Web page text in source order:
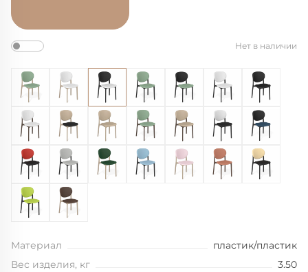
Нет в наличии
Материал
пластик/пластик
Вес изделия, кг
3.50